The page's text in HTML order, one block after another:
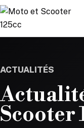
Aller au contenu
ACTUALITÉS
Scooter